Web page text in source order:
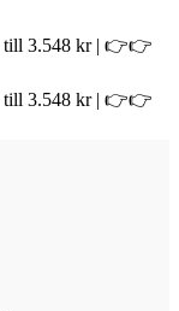
till 3.548 kr | 👉👉
till 3.548 kr | 👉👉